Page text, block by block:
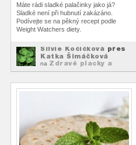
Máte rádi sladké palačinky jako já?
Sladké není při hubnutí zakázáno.
Podívejte se na pěkný recept podle
Weight Watchers diety.
Silvie Kočičková přes
Katka Šimáčková
na Zdravé placky a
palačinky